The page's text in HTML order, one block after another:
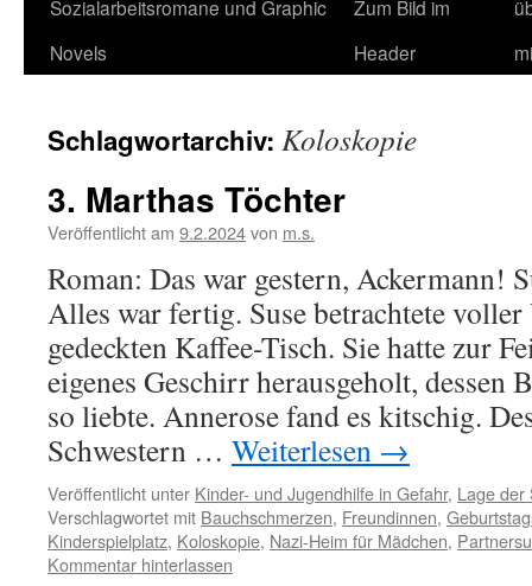
Sozialarbeitsromane und Graphic
Novels
Zum Bild im
Header
Schlagwortarchiv: Koloskopie
3. Marthas Töchter
Veröffentlicht am 9.2.2024von m.s.
Roman: Das war gestern, Ackermann!
Alles war fertig. Suse betrachtete
gedeckten Kaffee-Tisch. Sie hatte zur
eigenes Geschirr herausgeholt, dessen
so liebte. Annerose fand es kitschig.
Schwestern … Weiterlesen →
Veröffentlicht unter Kinder- und Jugendhilfe in Gefahr, Lage der
Verschlagwortet mit Bauchschmerzen, Freundinnen,
Kinderspielplatz, Koloskopie, Nazi-Heim für Mädchen,
Kommentar hinterlassen